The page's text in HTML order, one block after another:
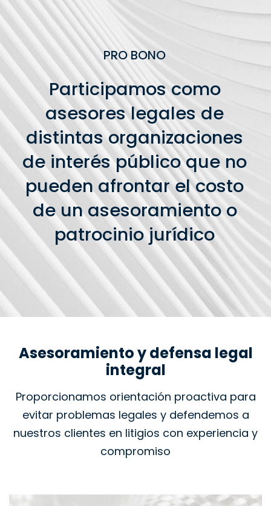
PRO BONO
Participamos como
asesores legales de
distintas organizaciones
de interés público que no
pueden afrontar el costo
de un asesoramiento o
patrocinio jurídico
Asesoramiento y defensa legal
integral
Proporcionamos orientación proactiva para
evitar problemas legales y defendemos a
nuestros clientes en litigios con experiencia y
compromiso